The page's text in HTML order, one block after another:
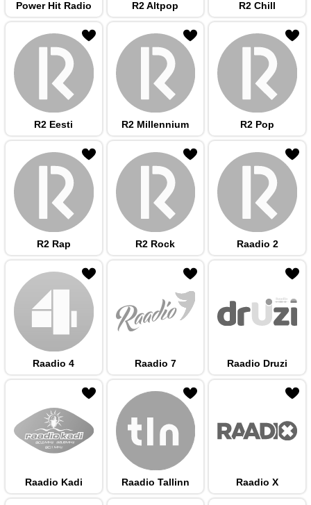
Power Hit Radio R2 Altpop R2 Chill
R2 Eesti R2 Millennium R2 Pop
R2 Rap R2 Rock Raadio 2
Raadio 4 Raadio 7 Raadio Druzi
Raadio Kadi Raadio Tallinn Raadio X